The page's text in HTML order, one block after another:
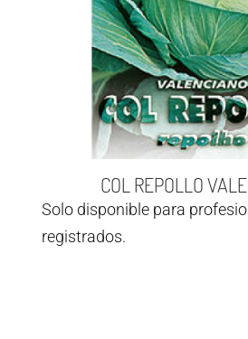
COL REPOLLO
Solo disponible para
registrados.